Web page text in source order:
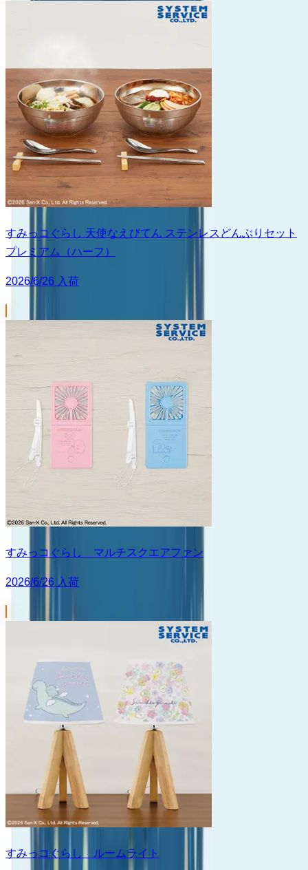
すみっコぐらし 天使なえびてん ステンレスどんぶりセット
プレミアム（ハーフ）
2026/6/26 入荷
すみっコぐらし マルチスクエアファン
2026/6/26 入荷
すみっコぐらし ルームライト